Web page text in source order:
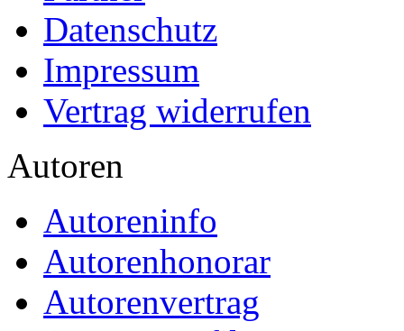
Datenschutz
Impressum
Vertrag widerrufen
Autoren
Autoreninfo
Autorenhonorar
Autorenvertrag